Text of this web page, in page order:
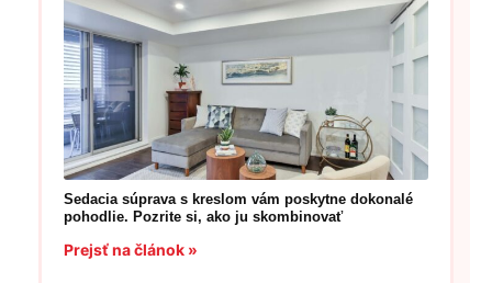
Sedacia súprava s kreslom vám poskytne dokonalé
pohodlie. Pozrite si, ako ju skombinovať
Prejsť na článok »